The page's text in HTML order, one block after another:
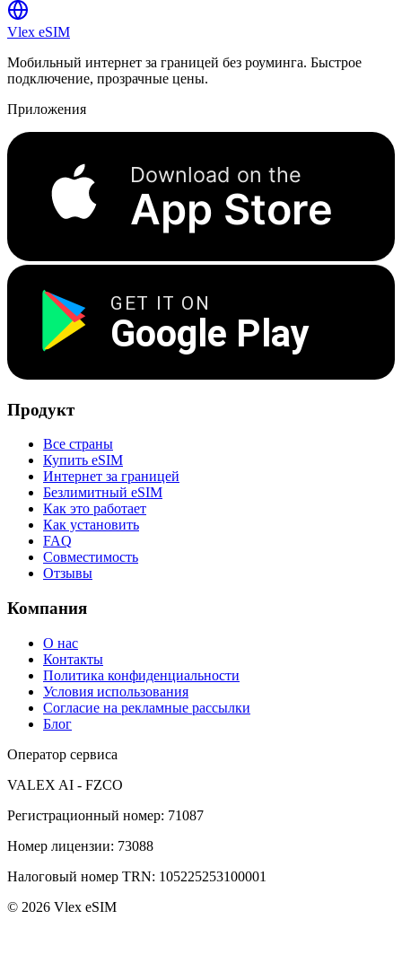
Vlex eSIM
Мобильный интернет за границей без роуминга. Быстрое
подключение, прозрачные цены.
Приложения
Download on the
App Store
GET IT ON
Google Play
Продукт
Все страны
Купить eSIM
Интернет за границей
Безлимитный eSIM
Как это работает
Как установить
FAQ
Совместимость
Отзывы
Компания
О нас
Контакты
Политика конфиденциальности
Условия использования
Согласие на рекламные рассылки
Блог
Оператор сервиса
VALEX AI - FZCO
Регистрационный номер: 71087
Номер лицензии: 73088
Налоговый номер TRN: 105225253100001
© 2026 Vlex eSIM